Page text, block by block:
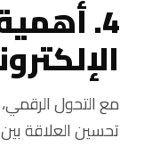
4.
مع التحول
تحسين العلاقة